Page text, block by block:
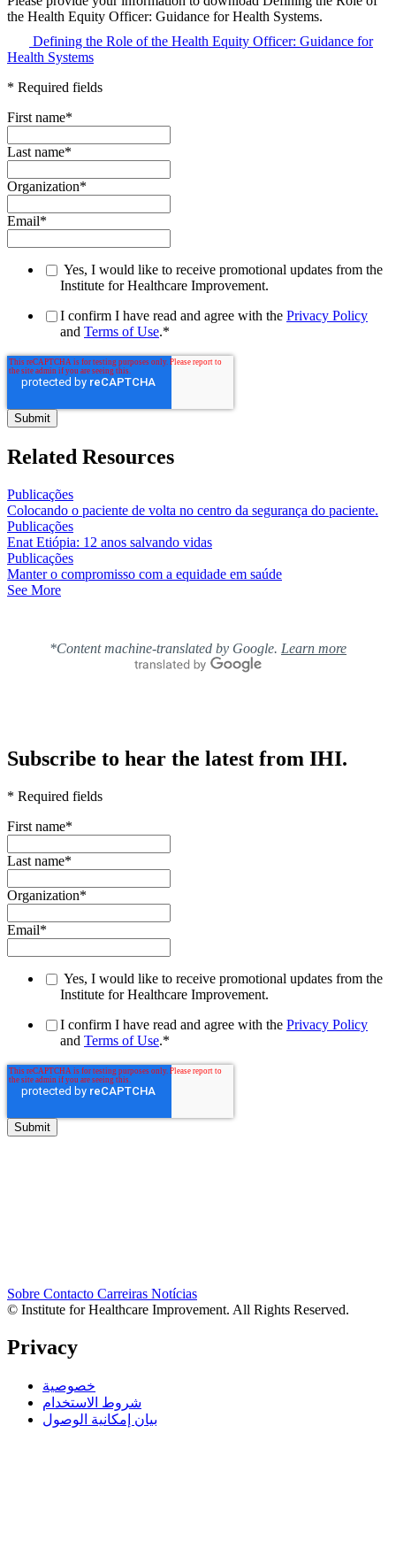
the Health Equity Officer: Guidance for Health Systems.
Defining the Role of the Health Equity Officer: Guidance for
Health Systems
* Required fields
First name*
Last name*
Organization*
Email*
Yes, I would like to receive promotional updates from the
Institute for Healthcare Improvement.
I confirm I have read and agree with the Privacy Policy
and Terms of Use.*
Related Resources
Publicações
Colocando o paciente de volta no centro da segurança do paciente.
Publicações
Enat Etiópia: 12 anos salvando vidas
Publicações
Manter o compromisso com a equidade em saúde
See More
*Content machine-translated by Google. Learn more
Subscribe to hear the latest from IHI.
* Required fields
First name*
Last name*
Organization*
Email*
Yes, I would like to receive promotional updates from the
Institute for Healthcare Improvement.
I confirm I have read and agree with the Privacy Policy
and Terms of Use.*
Sobre Contacto Carreiras Notícias
© Institute for Healthcare Improvement. All Rights Reserved.
Privacy
خصوصية
شروط الاستخدام
بيان إمكانية الوصول